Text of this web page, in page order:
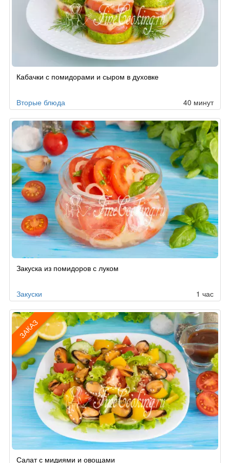
Кабачки с помидорами и сыром в духовке
Вторые блюда 40 минут
Закуска из помидоров с луком
Закуски 1 час
ЗАКАЗ
Салат с мидиями и овощами